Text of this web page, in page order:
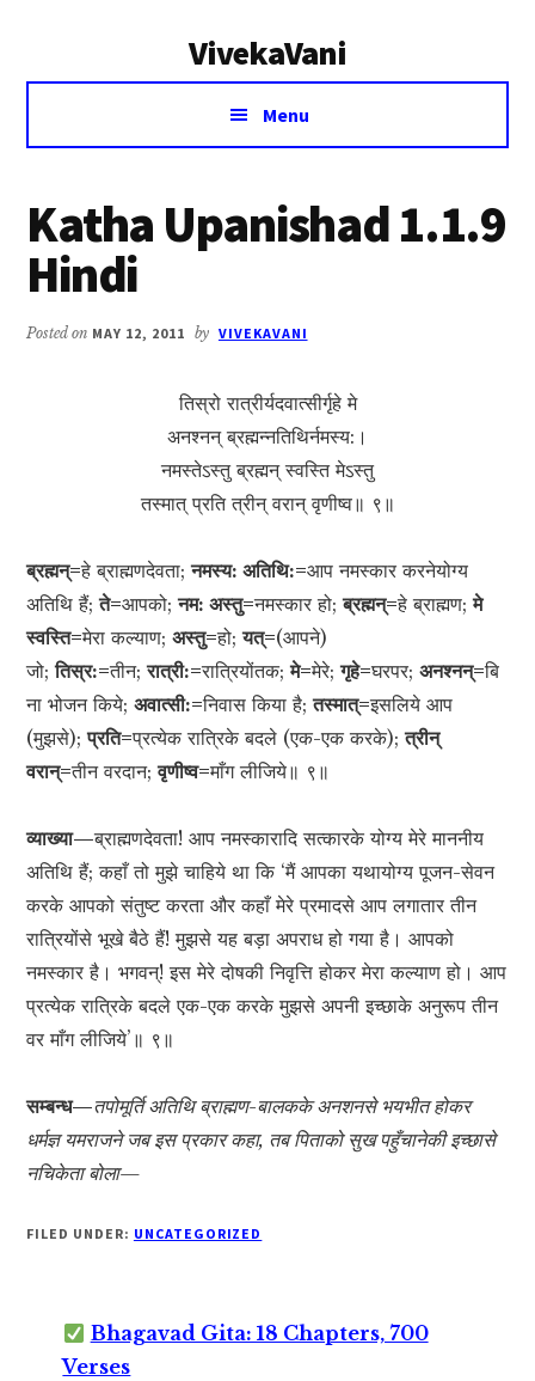
VivekaVani
Voice
Vivekananda
Menu
Katha Upanishad 1.1.9
Hindi
Posted on MAY 12, 2011 by VIVEKAVANI
तिस्रो रात्रीर्यदवात्सीर्गृहे मे
अनश्नन् ब्रह्मन्नतिथिर्नमस्य:।
नमस्तेऽस्तु ब्रह्मन् स्वस्ति मेऽस्तु
तस्मात् प्रति त्रीन् वरान् वृणीष्व॥ ९॥
ब्रह्मन्=हे ब्राह्मणदेवता;नमस्य: अतिथि:=आप नमस्कार करनेयोग्य
अतिथि हैं;ते=आपको;नम: अस्तु=नमस्कार हो;ब्रह्मन्=हे ब्राह्मण;मे
स्वस्ति=मेरा कल्याण;अस्तु=हो;यत्=(आपने)
जो;तिस्र:=तीन;रात्री:=रात्रियोंतक;मे=मेरे;गृहे=घरपर;अनश्नन्=बि
ना भोजन किये;अवात्सी:=निवास किया है;तस्मात्=इसलिये आप
(मुझसे);प्रति=प्रत्येक रात्रिके बदले (एक-एक करके);त्रीन्
वरान्=तीन वरदान;वृणीष्व=माँग लीजिये॥ ९॥
व्याख्या—ब्राह्मणदेवता! आप नमस्कारादि सत्कारके योग्य मेरे माननीय
अतिथि हैं; कहाँ तो मुझे चाहिये था कि ‘मैं आपका यथायोग्य पूजन-सेवन
करके आपको संतुष्ट करता और कहाँ मेरे प्रमादसे आप लगातार तीन
रात्रियोंसे भूखे बैठे हैं! मुझसे यह बड़ा अपराध हो गया है। आपको
नमस्कार है। भगवन्! इस मेरे दोषकी निवृत्ति होकर मेरा कल्याण हो। आप
प्रत्येक रात्रिके बदले एक-एक करके मुझसे अपनी इच्छाके अनुरूप तीन
वर माँग लीजिये’॥ ९॥
सम्बन्ध—तपोमूर्ति अतिथि ब्राह्मण-बालकके अनशनसे भयभीत होकर
धर्मज्ञ यमराजने जब इस प्रकार कहा, तब पिताको सुख पहुँचानेकी इच्छासे
नचिकेता बोला—
FILED UNDER: UNCATEGORIZED
Bhagavad Gita: 18 Chapters, 700
Verses